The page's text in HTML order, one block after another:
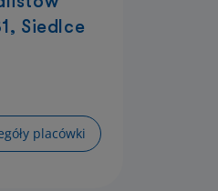
Siedlce
placówki